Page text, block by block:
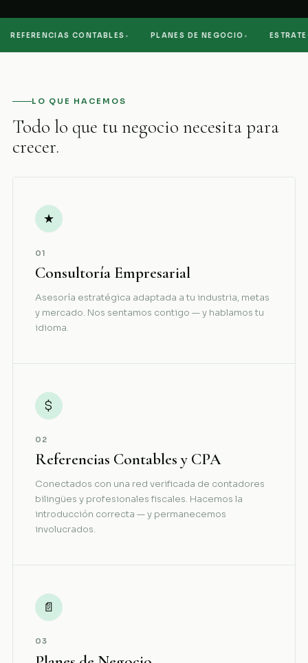
CONTABLES· PLANES DE NEGOCIO·
LO QUE HACEMOS
Todo lo que tu negocio necesita para
crecer.
★
01
Consultoría Empresarial
Asesoría estratégica adaptada a tu industria, metas
y mercado. Nos sentamos contigo — y hablamos tu
idioma.
$
02
Referencias Contables y CPA
Conectados con una red verificada de contadores
bilingües y profesionales fiscales. Hacemos la
introducción correcta — y permanecemos
involucrados.
📄
03